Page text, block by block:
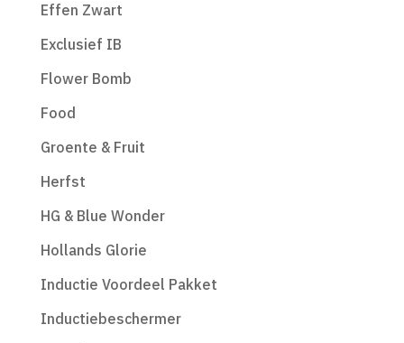
Effen Zwart
Exclusief IB
Flower Bomb
Food
Groente & Fruit
Herfst
HG & Blue Wonder
Hollands Glorie
Inductie Voordeel Pakket
Inductiebeschermer